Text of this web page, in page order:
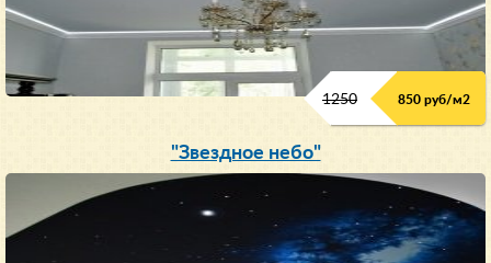
1250 850 руб/м2
"Звездное небо"